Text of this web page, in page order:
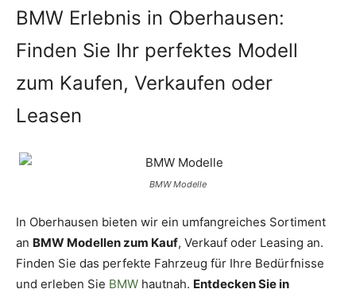
BMW Erlebnis in Oberhausen:
Finden Sie Ihr perfektes Modell
zum Kaufen, Verkaufen oder
Leasen
BMW Modelle
In Oberhausen bieten wir ein umfangreiches Sortiment
an BMW Modellen zum Kauf, Verkauf oder Leasing an.
Finden Sie das perfekte Fahrzeug für Ihre Bedürfnisse
und erleben Sie BMW hautnah. Entdecken Sie in